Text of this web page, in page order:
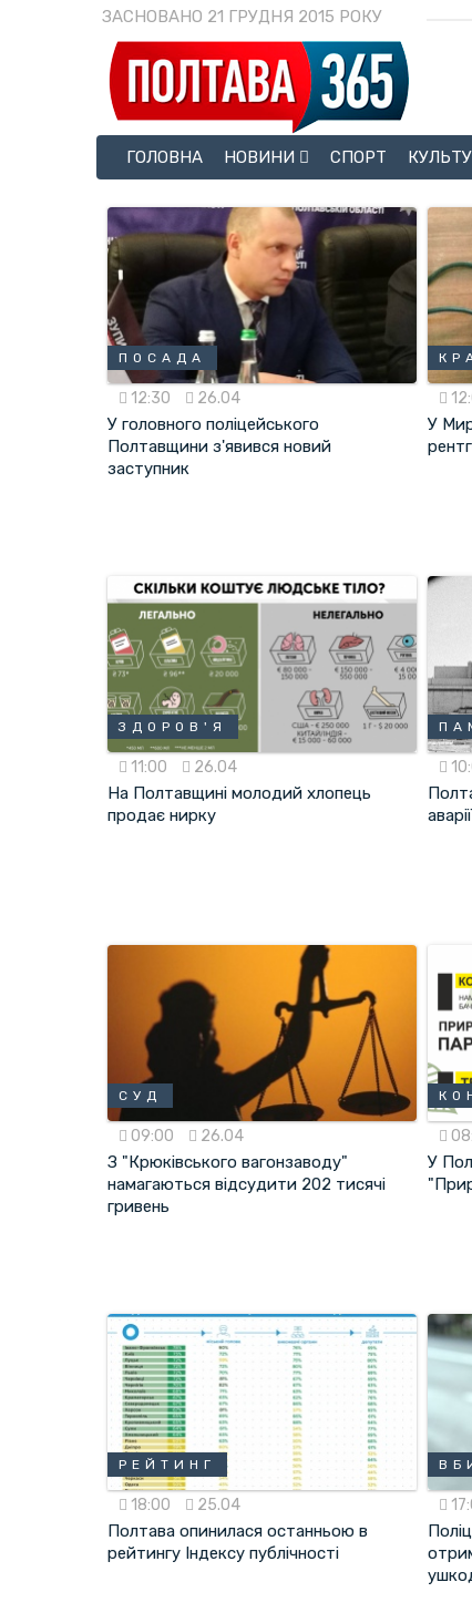
ЗАСНОВАНО 21 ГРУДНЯ 2015 РОКУ
ГОЛОВНА
НОВИНИ СПОРТ
ПОСАДА
12:30 26.04
У головного поліцейського
Полтавщини з'явився новий
заступник
У
ЗДОРОВ'Я
11:00 26.04
На Полтавщині молодий хлопець
продає нирку
СУД
09:00 26.04
З "Крюківського вагонзаводу"
намагаються відсудити 202 тисячі
гривень
У
РЕЙТИНГ
18:00 25.04
Полтава опинилася останньою в
рейтингу Індексу публічності